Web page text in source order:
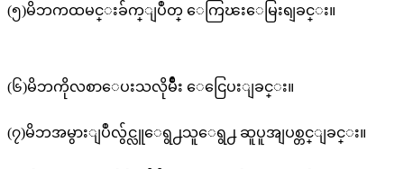
(၅)မိဘကထမင္းခ်က္ျပဳတ္ ေကြၽးေမြးရျခင္း။
(၆)မိဘကိုလစာေပးသလိုမ်ိဳး ေငြေပးျခင္း။
(၇)မိဘအမွားျပဳလွ်င္လူေရွ႕သူေရွ႕ ဆူပူအျပစ္တင္ျခင္း။